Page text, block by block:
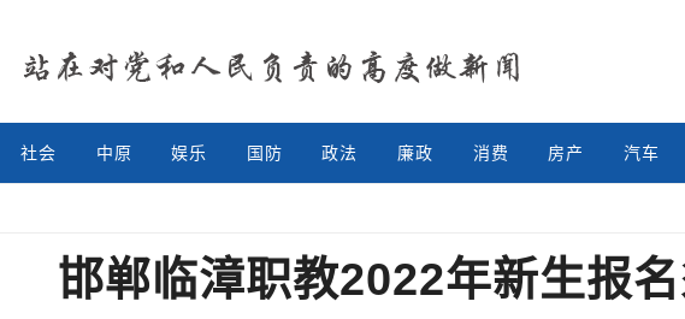
社会 中原 娱乐 国防 政法 廉政 消费 房产 汽车
邯郸临漳职教2022年新生报